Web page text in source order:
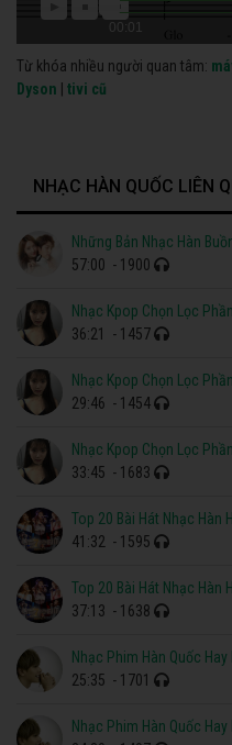
00:01
Từ khóa nhiều người quan tâm:
Dyson
tivi cũ
NHẠC HÀN QUỐC LIÊN
Những Bản Nhạc Hàn
57:00 - 1900
Nhạc Kpop Chọn Lọc
36:21
- 1457
Nhạc Kpop Chọn Lọc
29:46 - 1454
Nhạc Kpop Chọn Lọc
33:45 - 1683
Top 20 Bài Hát Nhạc Hàn
41:32 - 1595
Top 20 Bài Hát Nhạc Hàn
37:13 - 1638
Nhạc Phim Hàn Quốc
25:35 - 1701
Nhạc Phim Hàn Quốc